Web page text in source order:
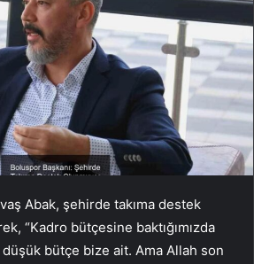
Abak, şehirde takıma destek
“Kadro bütçesine baktığımızda
düşük bütçe bize ait. Ama Allah son